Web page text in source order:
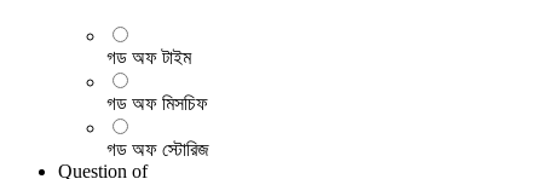
গড অফ টাইম
গড অফ মিসচিফ
গড অফ স্টোরিজ
Question of